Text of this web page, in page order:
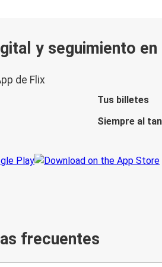
y seguimiento en
de Flix
Tus billetes
Siempre al
frecuentes